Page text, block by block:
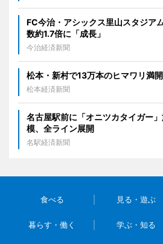
FC今治・アシックス里山スタジア
数約1.7倍に「成長」
今治経済新聞
松本・新村で13万本のヒマワリ満
松本経済新聞
名古屋駅前に「オニツカタイガー
模、全ライン展開
名駅経済新聞
食べる 見る・遊ぶ
暮らす・働く 学ぶ・知る